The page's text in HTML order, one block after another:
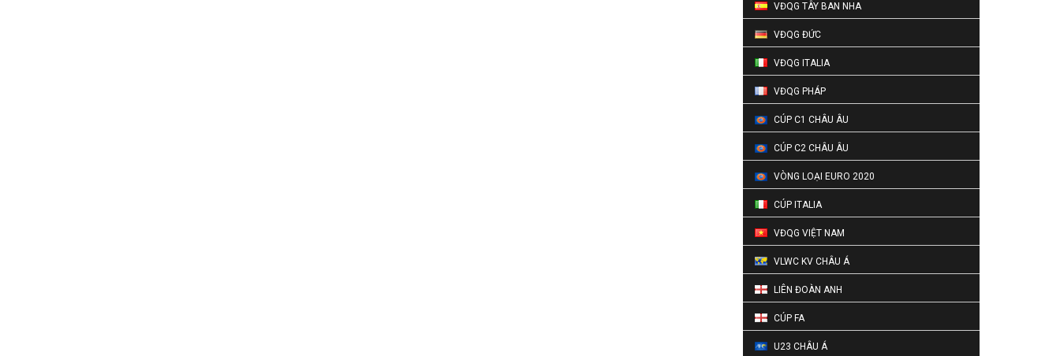
VĐQG TÂY BAN NHA
VĐQG ĐỨC
VĐQG ITALIA
VĐQG PHÁP
CÚP C1 CHÂU ÂU
CÚP C2 CHÂU ÂU
VÒNG LOẠI EURO 2020
CÚP ITALIA
VĐQG VIỆT NAM
VLWC KV CHÂU Á
LIÊN ĐOÀN ANH
CÚP FA
U23 CHÂU Á